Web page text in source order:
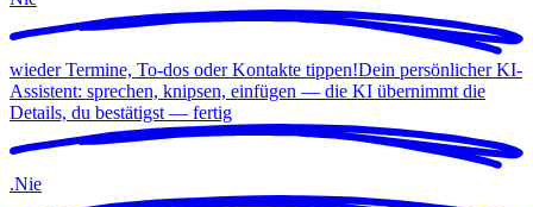
wieder Termine, To-dos oder Kontakte tippen!Dein persönlicher KI-
Assistent: sprechen, knipsen, einfügen — die KI übernimmt die
Details, du bestätigst — fertig
.Nie